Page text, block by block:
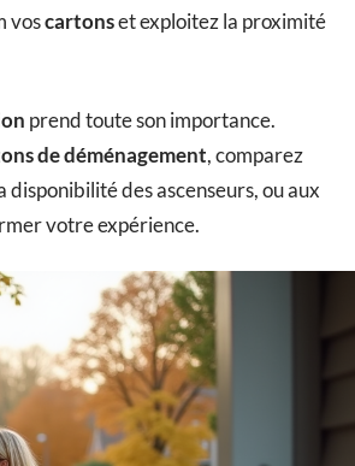
voscartonset exploitez la proximité
prend toute son importance.
de déménagement, comparez
disponibilité des ascenseurs, ou aux
votre expérience.